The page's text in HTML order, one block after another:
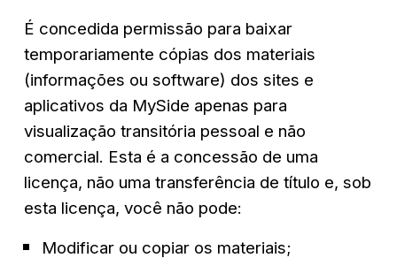
É concedida permissão para baixar
temporariamente cópias dos materiais
(informações ou software) dos sites e
aplicativos da MySide apenas para
visualização transitória pessoal e não
comercial. Esta é a concessão de uma
licença, não uma transferência de título e, sob
esta licença, você não pode:
Modificar ou copiar os materiais;